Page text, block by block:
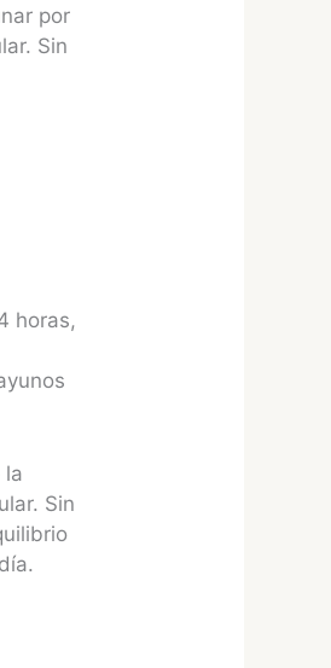
por
Sin
horas,
la
Sin